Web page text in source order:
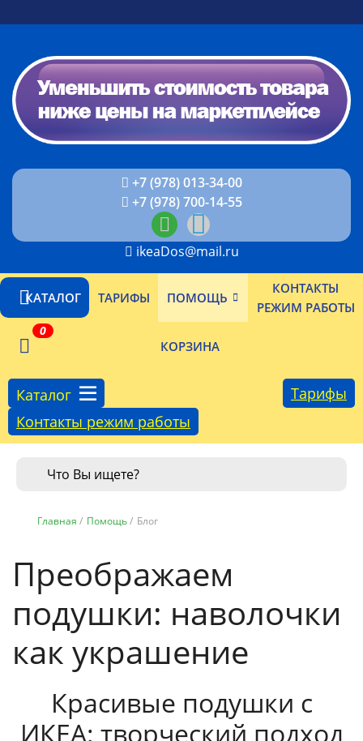
+7 (978) 013-34-00
+7 (978) 700-14-55
ikeaDos@mail.ru
КАТАЛОГ ТАРИФЫ ПОМОЩЬ
КОНТАКТЫ
РЕЖИМ РАБОТЫ
КОРЗИНА
0
Каталог
Тарифы
Контакты режим работы
Главная / Помощь/ Блог
Преображаем
подушки: наволочки
как украшение
Красивые подушки с
ИКЕА: творческий подход